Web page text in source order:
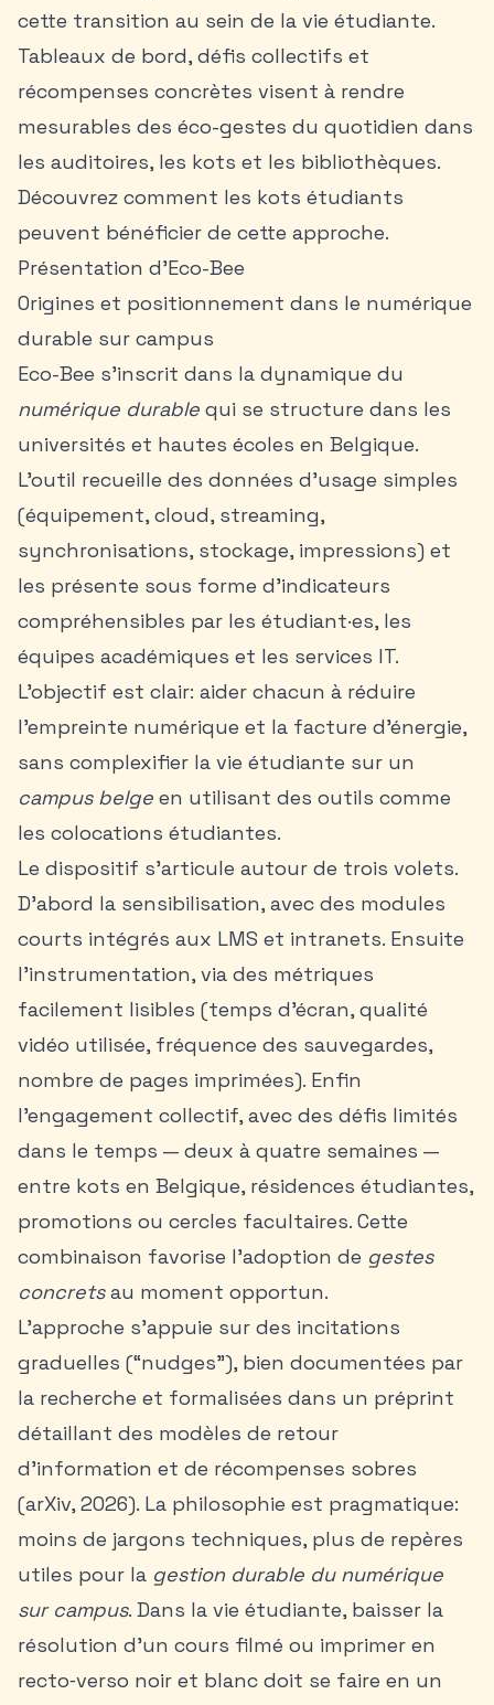
cette transition au sein de la vie étudiante.
Tableaux de bord, défis collectifs et
récompenses concrètes visent à rendre
mesurables des éco-gestes du quotidien dans
les auditoires, les kots et les bibliothèques.
Découvrez comment les kots étudiants
peuvent bénéficier de cette approche.
Présentation d'Eco-Bee
Origines et positionnement dans le numérique
durable sur campus
Eco-Bee s’inscrit dans la dynamique du
numérique durable qui se structure dans les
universités et hautes écoles en Belgique.
L’outil recueille des données d’usage simples
(équipement, cloud, streaming,
synchronisations, stockage, impressions) et
les présente sous forme d’indicateurs
compréhensibles par les étudiant·es, les
équipes académiques et les services IT.
L’objectif est clair: aider chacun à réduire
l’empreinte numérique et la facture d’énergie,
sans complexifier la vie étudiante sur un
campus belge en utilisant des outils comme
les colocations étudiantes.
Le dispositif s’articule autour de trois volets.
D’abord la sensibilisation, avec des modules
courts intégrés aux LMS et intranets. Ensuite
l’instrumentation, via des métriques
facilement lisibles (temps d’écran, qualité
vidéo utilisée, fréquence des sauvegardes,
nombre de pages imprimées). Enfin
l’engagement collectif, avec des défis limités
dans le temps — deux à quatre semaines —
entre kots en Belgique, résidences étudiantes,
promotions ou cercles facultaires. Cette
combinaison favorise l’adoption de gestes
concretsau moment opportun.
L’approche s’appuie sur des incitations
graduelles (“nudges”), bien documentées par
la recherche et formalisées dans un préprint
détaillant des modèles de retour
d’information et de récompenses sobres
(arXiv, 2026). La philosophie est pragmatique:
moins de jargons techniques, plus de repères
utiles pour la gestion durable du numérique
sur campus. Dans la vie étudiante, baisser la
résolution d’un cours filmé ou imprimer en
recto‑verso noir et blanc doit se faire en un